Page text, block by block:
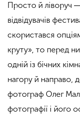
Просто й ліворуч
відвідувачів
скористався
круту», то перед
одній із бічних
нагору й направо,
фотограф Олег
фотографії і його